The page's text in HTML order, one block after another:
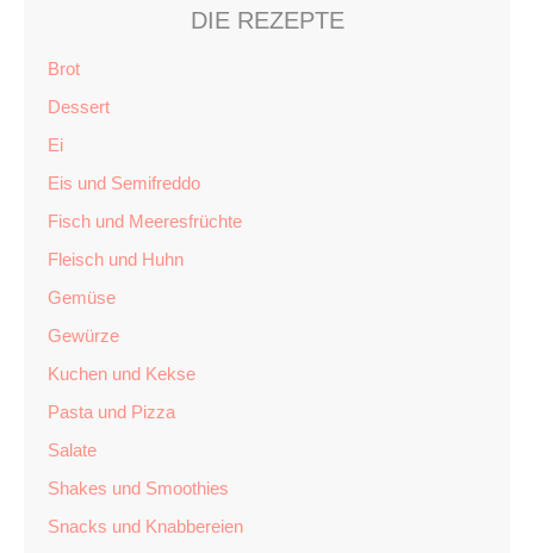
DIE REZEPTE
Brot
Dessert
Ei
Eis und Semifreddo
Fisch und Meeresfrüchte
Fleisch und Huhn
Gemüse
Gewürze
Kuchen und Kekse
Pasta und Pizza
Salate
Shakes und Smoothies
Snacks und Knabbereien